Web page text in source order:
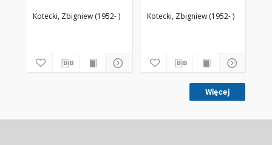
Kotecki, Zbigniew (1952- ) Kotecki, Zbigniew (1952- )
Więcej